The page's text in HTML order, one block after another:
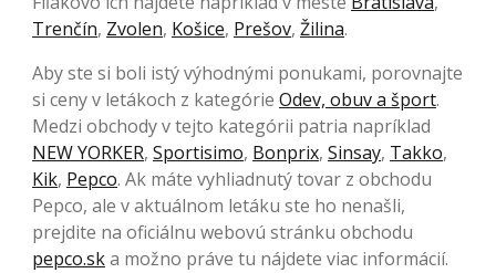
Trenčín, Zvolen, Košice, Prešov, Žilina.
Aby ste si boli istý výhodnými ponukami, porovnajte
si ceny v letákoch z kategórie Odev, obuv a šport.
Medzi obchody v tejto kategórii patria napríklad
NEW YORKER, Sportisimo, Bonprix, Sinsay, Takko,
Kik, Pepco. Ak máte vyhliadnutý tovar z obchodu
Pepco, ale v aktuálnom letáku ste ho nenašli,
prejdite na oficiálnu webovú stránku obchodu
pepco.ska možno práve tu nájdete viac informácií.